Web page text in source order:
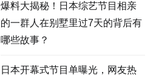
爆料大揭秘！日本综艺节目相亲
的一群人在别墅里过7天的背后有
哪些故事？
日本开幕式节目单曝光，网友热